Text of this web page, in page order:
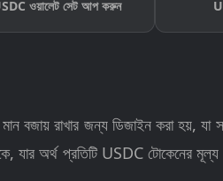
ওয়ালেট সেট আপ করুন
বজায় রাখার জন্য ডিজাইন করা হয়, যা
যার অর্থ প্রতিটি USDC টোকেনের মূল্য